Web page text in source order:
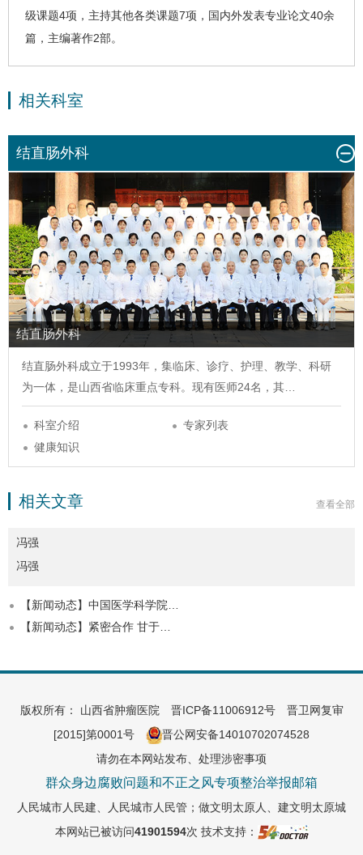
级课题4项，主持其他各类课题7项，国内外发表专业论文40余
篇，主编著作2部。
相关科室
结直肠外科
结直肠外科
结直肠外科成立于1993年，集临床、诊疗、护理、教学、科研
为一体，是山西省临床重点专科。现有医师24名，其…
科室介绍
专家列表
健康知识
查看全部
相关文章
冯强
冯强
【新闻动态】中国医学科学院…
【新闻动态】紧密合作 甘于…
版权所有： 山西省肿瘤医院 晋ICP备11006912号晋卫网复审
[2015]第0001号
晋公网安备14010702074528
请勿在本网站发布、处理涉密事项
群众身边腐败问题和不正之风专项整治举报邮箱
人民城市人民建、人民城市人民管；做文明太原人、建文明太原城
本网站已被访问41901594次 技术支持：